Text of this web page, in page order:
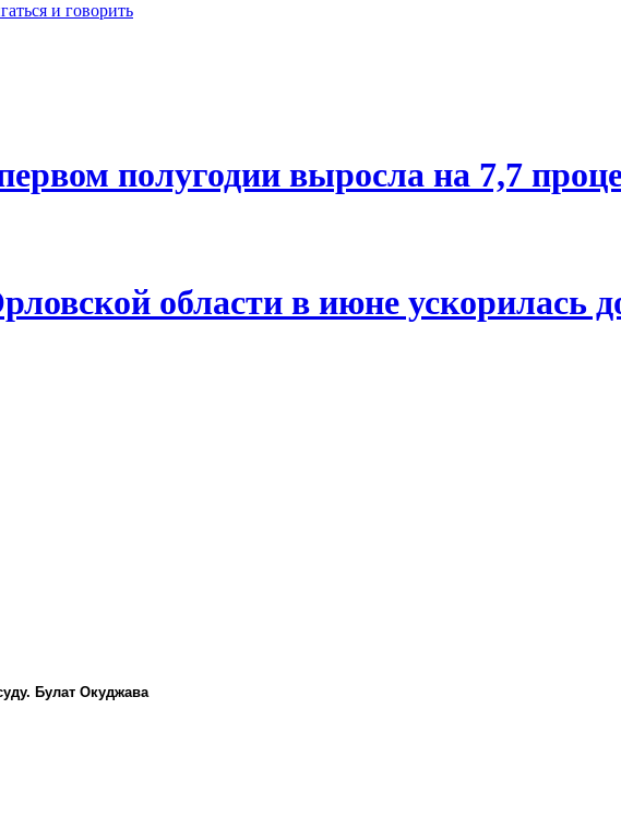
и говорить
полугодии выросла на 7,7
области в июне ускорилась
Булат Окуджава